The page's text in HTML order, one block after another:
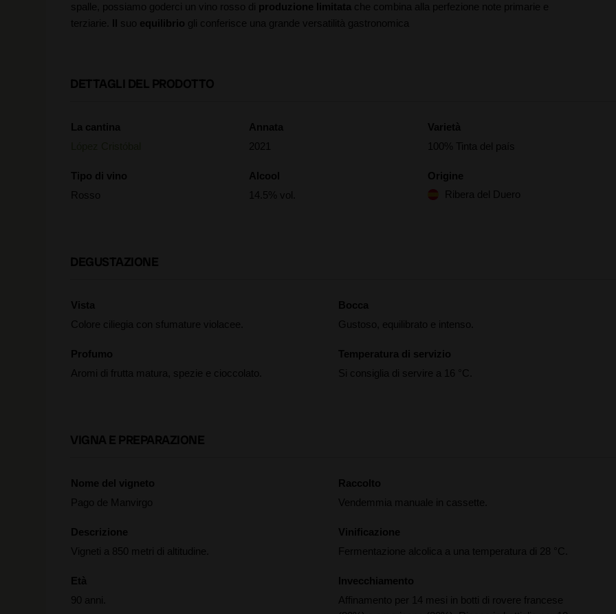
spalle, possiamo goderci un vino rosso di produzione limitata che combina alla perfezione note primarie e
terziarie. Il suo equilibrio gli conferisce una grande versatilità gastronomica
DETTAGLI DEL PRODOTTO
La cantina
Tipo di vino
Rosso
Annata
2021
Alcool
14.5% vol.
Varietà
100% Tinta del país
Origine
Ribera del Duero
DEGUSTAZIONE
Vista
Colore ciliegia con sfumature violacee.
Profumo
Aromi di frutta matura, spezie e cioccolato.
Bocca
Gustoso, equilibrato e intenso.
Temperatura di servizio
Si consiglia di servire a 16 °C.
VIGNA E PREPARAZIONE
Nome del vigneto
Pago de Manvirgo
Descrizione
Vigneti a 850 metri di altitudine.
Età
90 anni.
Raccolto
Vendemmia manuale in cassette.
Vinificazione
Fermentazione alcolica a una temperatura di 28 °C.
Invecchiamento
Affinamento per 14 mesi in botti di rovere francese